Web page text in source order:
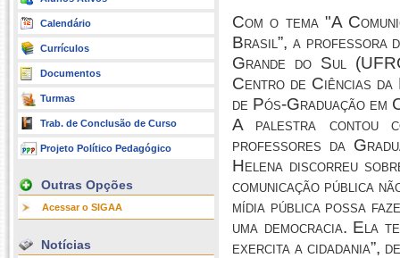
Calendário
Currículos
Documentos
Turmas
Trab. de Conclusão de Curso
Projeto Político Pedagógico
Outras Opções
Acessar o SIGAA
Notícias
Com o tema "A
Brasil”, a professora
Grande do Sul
Centro de Ciências
de Pós-Graduação em
A palestra contou
professores da
Helena discorreu
comunicação pública
mídia pública possa
uma democracia. Ela
exercita a cidadania”,